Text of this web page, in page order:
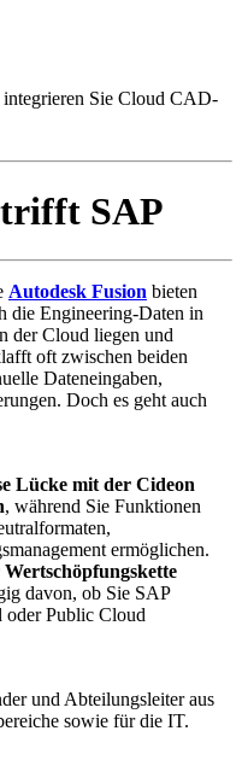
Sie Cloud CAD-
SAP
Autodesk Fusion bieten
die Engineering-Daten in
der Cloud liegen und
oft zwischen beiden
Dateneingaben,
Doch es geht auch
Lücke mit der Cideon
, während Sie Funktionen
ermöglichen.
Wertschöpfungskette
davon, ob Sie SAP
Public Cloud
und Abteilungsleiter aus
sowie für die IT.